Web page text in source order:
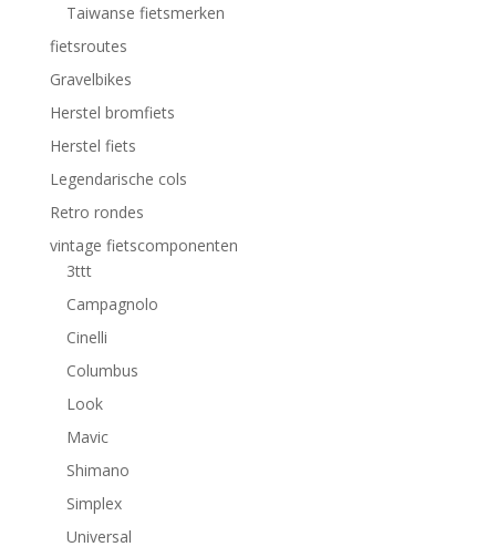
Taiwanse fietsmerken
fietsroutes
Gravelbikes
Herstel bromfiets
Herstel fiets
Legendarische cols
Retro rondes
vintage fietscomponenten
3ttt
Campagnolo
Cinelli
Columbus
Look
Mavic
Shimano
Simplex
Universal